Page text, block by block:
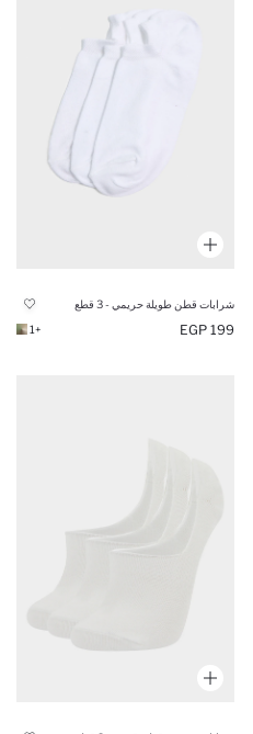
شرابات قطن طويلة حريمي - 3 قطع
199 EGP
+1